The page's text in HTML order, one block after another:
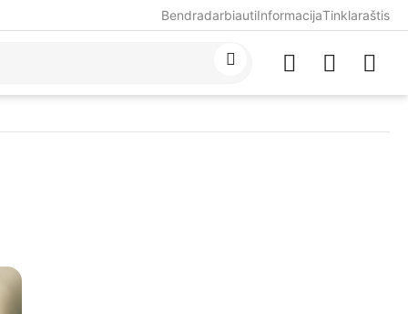
BendradarbiautiInformacijaTinklaraštis